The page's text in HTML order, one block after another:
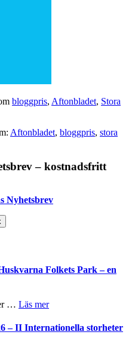
bloggpris, Aftonbladet, Stora
Aftonbladet, bloggpris, stora
– kostnadsfritt
Nyhetsbrev
Folkets Park – en
… Läs merom
Håkan
– II Internationella storheter